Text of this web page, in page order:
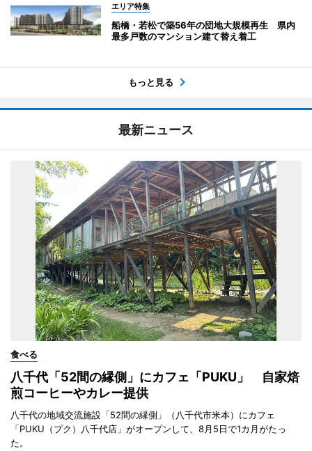
エリア特集
船橋・若松で築56年の団地大規模再生 県内
最多戸数のマンション建て替え着工
もっと見る
最新ニュース
食べる
八千代「52間の縁側」にカフェ「PUKU」 自家焙
煎コーヒーやカレー提供
八千代の地域交流施設「52間の縁側」（八千代市米本）にカフェ
「PUKU（プク）八千代店」がオープンして、8月5日で1カ月がたっ
た。